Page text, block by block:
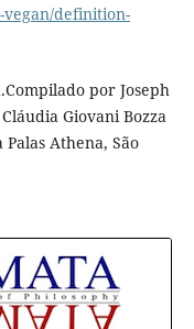
vegan/definition-
por Joseph
Giovani Bozza
Athena, São